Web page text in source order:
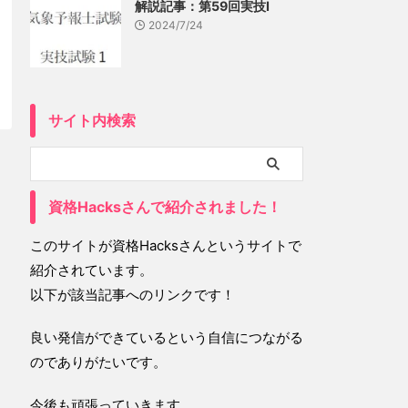
解説記事：第59回実技Ⅰ
2024/7/24
サイト内検索
資格Hacksさんで紹介されました！
このサイトが資格Hacksさんというサイトで
紹介されています。
以下が該当記事へのリンクです！
良い発信ができているという自信につながる
のでありがたいです。
今後も頑張っていきます。